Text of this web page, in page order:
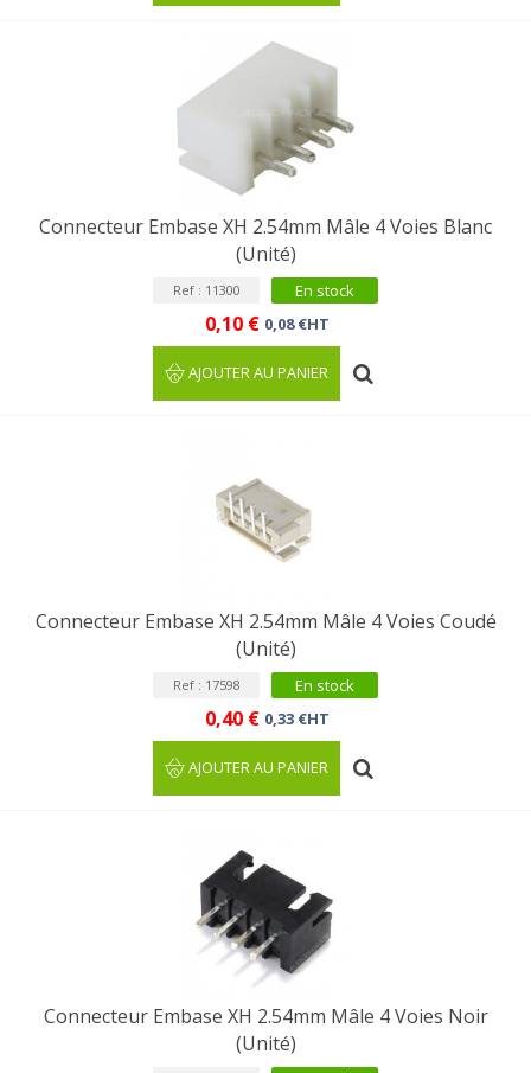
Connecteur Embase XH 2.54mm Mâle 4 Voies Blanc
(Unité)
Ref : 11300 En stock
0,10 € 0,08 €HT
AJOUTER AU PANIER
Connecteur Embase XH 2.54mm Mâle 4 Voies Coudé
(Unité)
Ref : 17598 En stock
0,40 € 0,33 €HT
AJOUTER AU PANIER
Connecteur Embase XH 2.54mm Mâle 4 Voies Noir
(Unité)